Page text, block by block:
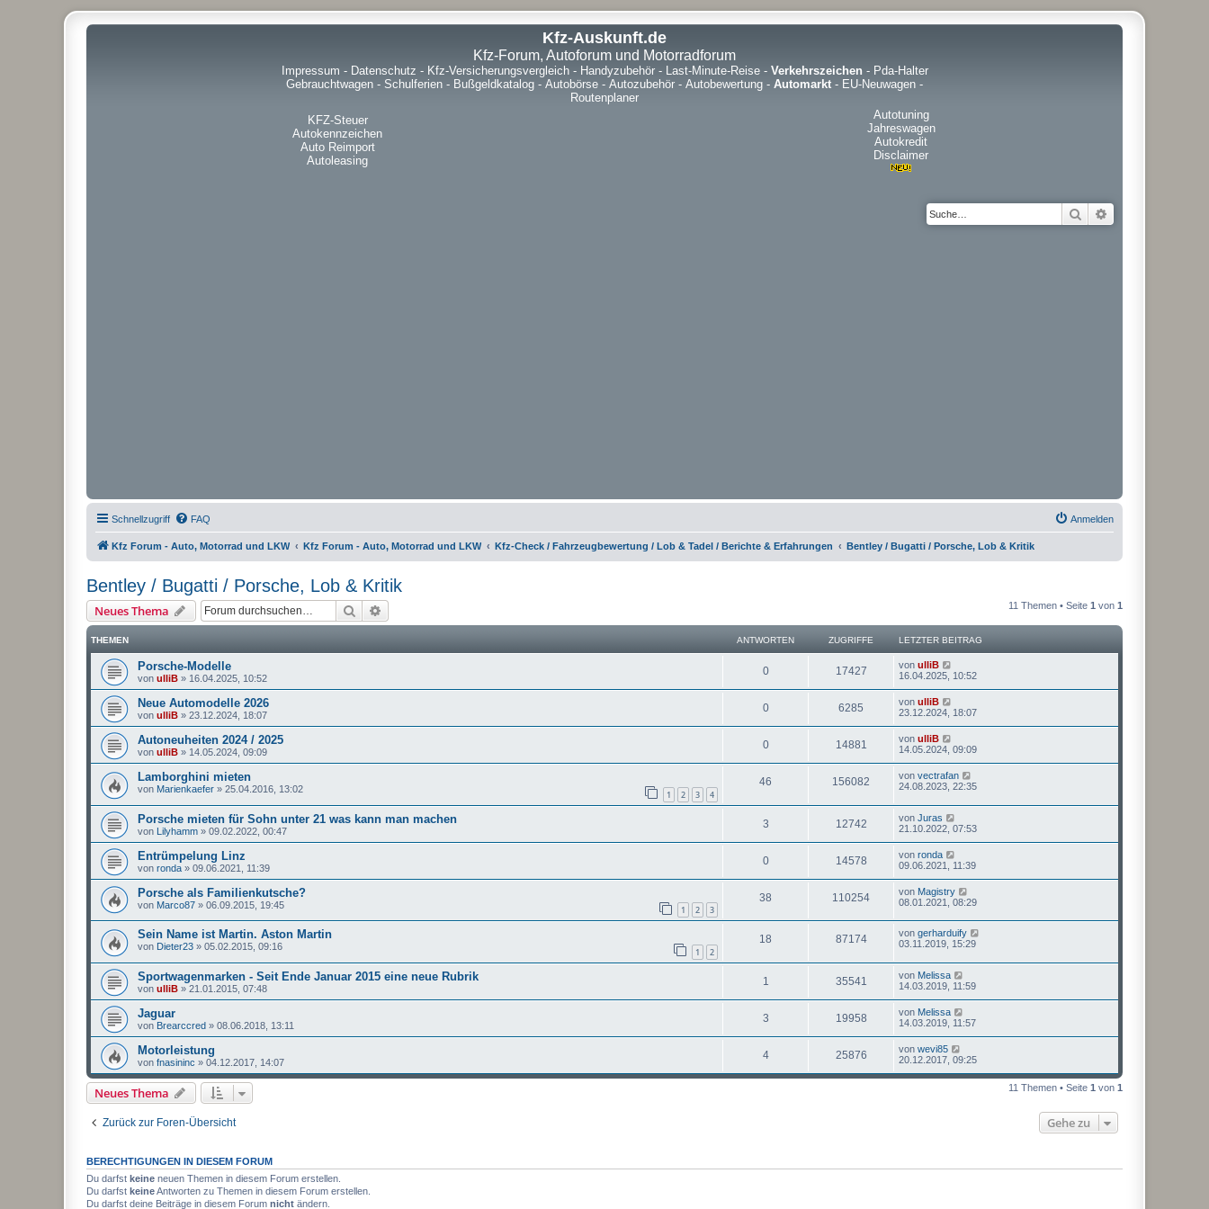
Kfz-Auskunft.de
Kfz-Forum, Autoforum und Motorradforum
Impressum - Datenschutz - Kfz-Versicherungsvergleich- Handyzubehör- Last-Minute-Reise- Verkehrszeichen- Pda-Halter
Gebrauchtwagen - Schulferien - Bußgeldkatalog - Autobörse - Autozubehör - Autobewertung - Automarkt - EU-Neuwagen -
Routenplaner
KFZ-Steuer
Autokennzeichen
Auto Reimport
Autoleasing
Autotuning
Jahreswagen
Autokredit
Disclaimer
Suche
Schnellzugriff FAQ Anmelden
Kfz Forum - Auto, Motorrad und LKW Kfz Forum - Auto, Motorrad und LKW Kfz-Check / Fahrzeugbewertung / Lob & Tadel / Berichte & Erfahrungen Bentley / Bugatti / Porsche, Lob & Kritik
Bentley / Bugatti / Porsche, Lob & Kritik
Neues Thema Suche 11 Themen • Seite 1 von 1
THEMEN ANTWORTEN ZUGRIFFE LETZTER BEITRAG
Porsche-Modelle
von ulliB » 16.04.2025, 10:52
0 17427 von ulliB
16.04.2025, 10:52
Neue Automodelle 2026
von ulliB » 23.12.2024, 18:07
0 6285 von ulliB
23.12.2024, 18:07
Autoneuheiten 2024 / 2025
von ulliB » 14.05.2024, 09:09
0 14881 von ulliB
14.05.2024, 09:09
Lamborghini mieten
von Marienkaefer » 25.04.2016, 13:02 1 2 3 4
46 156082 von vectrafan
24.08.2023, 22:35
Porsche mieten für Sohn unter 21 was kann man machen
von Lilyhamm » 09.02.2022, 00:47
3 12742 von Juras
21.10.2022, 07:53
Entrümpelung Linz
von ronda » 09.06.2021, 11:39
0 14578 von ronda
09.06.2021, 11:39
Porsche als Familienkutsche?
von Marco87 » 06.09.2015, 19:45 1 2 3
38 110254 von Magistry
08.01.2021, 08:29
Sein Name ist Martin. Aston Martin
von Dieter23 » 05.02.2015, 09:16 1 2
18 87174 von gerharduify
03.11.2019, 15:29
Sportwagenmarken - Seit Ende Januar 2015 eine neue Rubrik
von ulliB » 21.01.2015, 07:48
1 35541 von Melissa
14.03.2019, 11:59
Jaguar
von Brearccred » 08.06.2018, 13:11
3 19958 von Melissa
14.03.2019, 11:57
Motorleistung
von fnasininc » 04.12.2017, 14:07
4 25876 von wevi85
20.12.2017, 09:25
Neues Thema 11 Themen • Seite 1 von 1
Zurück zur Foren-Übersicht Gehe zu
BERECHTIGUNGEN IN DIESEM FORUM
Du darfst keine neuen Themen in diesem Forum erstellen.
Du darfst keineAntworten zu Themen in diesem Forum erstellen.
Du darfst deine Beiträge in diesem Forum nicht ändern.